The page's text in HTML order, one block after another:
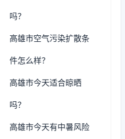
吗？
高雄市空气污染扩散条
件怎么样？
高雄市今天适合晾晒
吗？
高雄市今天有中暑风险